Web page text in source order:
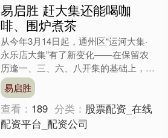
易启胜 赶大集还能喝咖
啡、围炉煮茶
从今年3月14日起，通州区“运河大集·
永乐店大集”有了新变化——在保留农
历逢一、三、六、八开集的基础上，新
增每周六为固定开集日。更让人惊喜的
是，来了大集不仅能买....
易启胜
查看： 189 分类： 股票配资_在线
配资平台_配资公司